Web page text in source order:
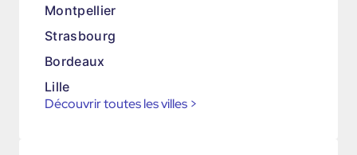
Montpellier
Strasbourg
Bordeaux
Lille
Découvrir toutes les villes >